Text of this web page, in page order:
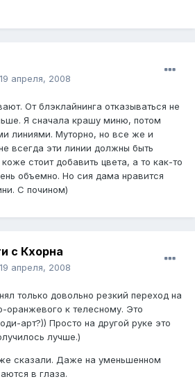
19 апреля, 2008
От блэклайнинга отказываться не
Я сначала крашу миню, потом
линиями. Муторно, но все же и
всегда эти линии должны быть
стоит добавить цвета, а то как-то
объемно. Но сия дама нравится
С почином)
с Кхорна
19 апреля, 2008
только довольно резкий переход на
оранжевого к телесному. Это
арт?)) Просто на другой руке это
лучше.)
сказали. Даже на уменьшенном
в глаза.